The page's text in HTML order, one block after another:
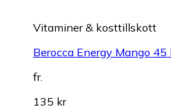
Vitaminer & kosttillskott
Berocca Energy Mango
fr.
135 kr